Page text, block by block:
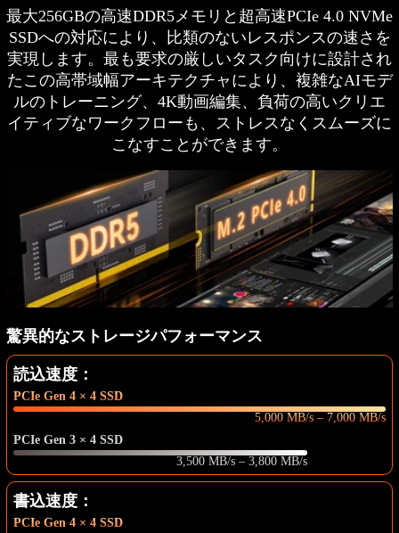
12
Threads
Zen 3+
Architecture
AMD Radeon™ 660M Graphics
RDNA™ 2
Mature & Stable Architecture
1900 MHz
Graphics Frequency
6-Core GPU
最大256GBの高速DDR5メモリと超高速PCIe 4.0 NVMe
SSDへの対応により、比類のないレスポンスの速さを
実現します。最も要求の厳しいタスク向けに設計され
たこの高帯域幅アーキテクチャにより、複雑なAIモデ
ルのトレーニング、4K動画編集、負荷の高いクリエ
イティブなワークフローも、ストレスなくスムーズに
こなすことができます。
驚異的なストレージパフォーマンス
読込速度：
PCIe Gen 4 × 4 SSD
5,000 MB/s – 7,000 MB/s
PCIe Gen 3 × 4 SSD
3,500 MB/s – 3,800 MB/s
書込速度：
PCIe Gen 4 × 4 SSD